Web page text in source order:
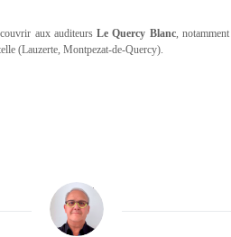
aux auditeursLe Quercy Blanc,
(Lauzerte, Montpezat-de-Quercy)